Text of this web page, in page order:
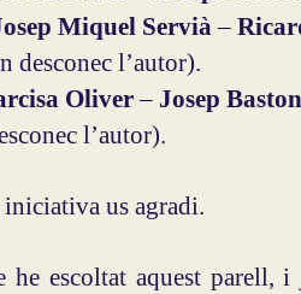
Miquel Servià–
desconec l’autor).
Oliver– Josep
l’autor).
iniciativa us agradi.
he escoltat aquest parell, i